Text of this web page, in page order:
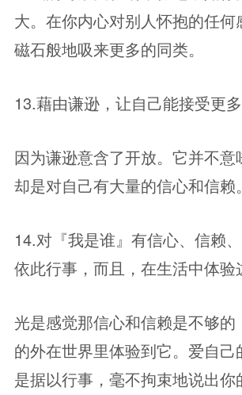
大。在你内心对别人怀抱的任何
磁石般地吸来更多的同类。
13.藉由谦逊，让自己能接受更多
因为谦逊意含了开放。它并不意
却是对自己有大量的信心和信赖。
14.对『我是谁』有信心、信赖
依此行事，而且，在生活中体验
光是感觉那信心和信赖是不够的
的外在世界里体验到它。爱自
是据以行事，毫不拘束地说出你